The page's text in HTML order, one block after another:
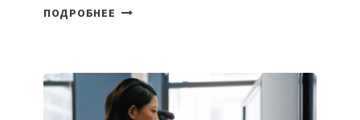
ПОДРОБНЕЕ ДЖЕФФ
PROMETHEUS
ДЛЯ